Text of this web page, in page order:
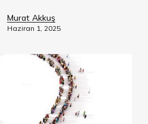
Murat Akkuş
Haziran 1, 2025